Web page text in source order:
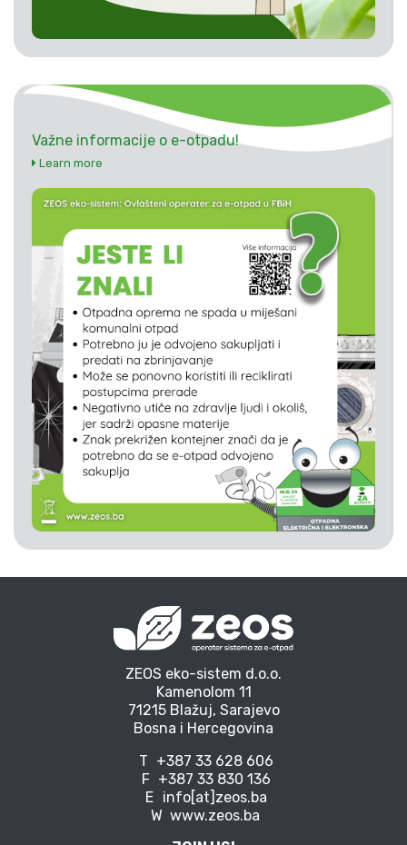
Važne informacije o e-otpadu!
Learn more
ZEOS eko-sistem d.o.o.
Kamenolom 11
71215 Blažuj, Sarajevo
Bosna i Hercegovina
T +387 33 628 606
F +387 33 830 136
E info[at]zeos.ba
W www.zeos.ba